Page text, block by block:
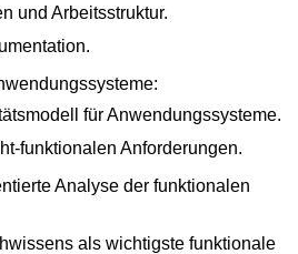
und Arbeitsstruktur.
für Anwendungssysteme.
funktionalen Anforderungen.
Analyse der funktionalen
als wichtigste funktionale